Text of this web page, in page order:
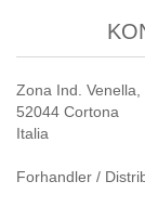
Zona Ind. Venella,
52044 Cortona
Italia
Forhandler /